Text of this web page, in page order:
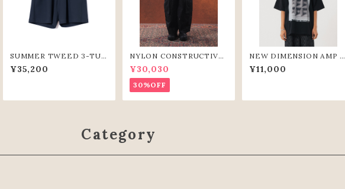
SUMMER TWEED 3-TUC
K SHORTS (BLK)
¥35,200
NYLON CONSTRUCTIVE
WIDE PANTS(BLK)
¥30,030
30%OFF
NEW DIMENSION AMP T
EE (BLK)
¥11,000
Category